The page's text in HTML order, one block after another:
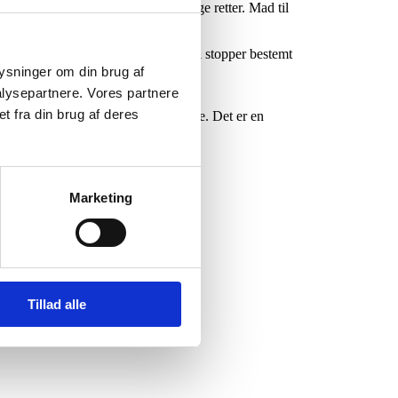
om din brug af
Vores partnere
fra din brug af deres
Marketing
Tillad alle
dimension ved synkevenlige retter. Mad til
med Teknologisk Institut. Men vi stopper bestemt
ved et måltid som alle andre. Det er en